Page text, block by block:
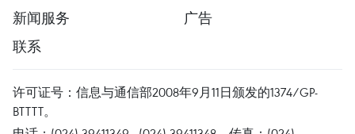
新闻服务
广告
联系
许可证号：信息与通信部2008年9月11日颁发的1374/GP-
BTTTT。